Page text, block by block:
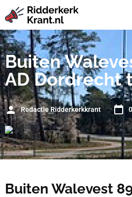
Buiten
AD Dordrecht
Redactie Ridderkerkkrant
Buiten Walevest